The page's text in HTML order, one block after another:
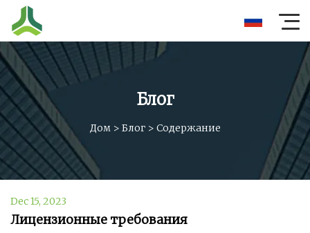
Блог
Дом > Блог> Содержание
Dec 15, 2023
Лицензионные требования